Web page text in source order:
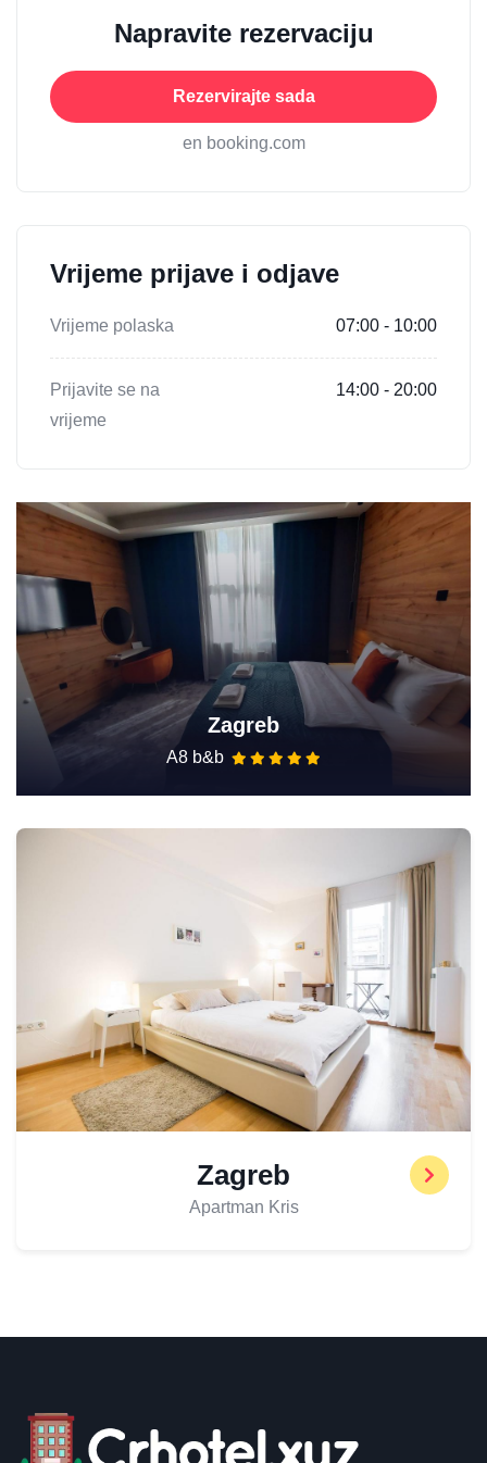
Napravite rezervaciju
Rezervirajte sada
en booking.com
Vrijeme prijave i odjave
Vrijeme polaska 07:00 - 10:00
Prijavite se na
vrijeme
14:00 - 20:00
Zagreb
A8 b&b
Zagreb
Apartman Kris